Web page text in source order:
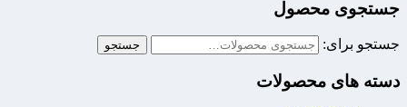
جستجوی محصول
جستجو برای: جستجو
دسته های محصولات